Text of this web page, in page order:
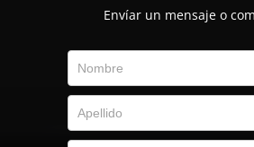
Envíar un mensaje o